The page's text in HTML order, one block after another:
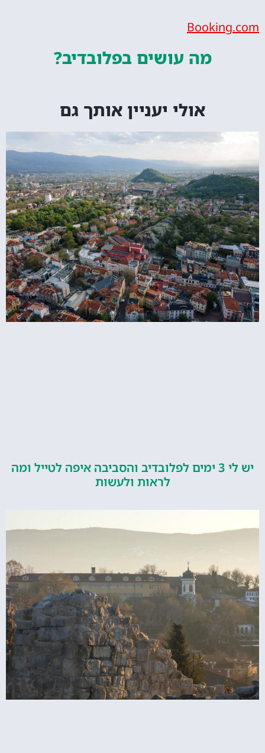
מה עושים בפלובדיב?
אולי יעניין אותך גם
יש לי 3 ימים לפלובדיב והסביבה איפה לטייל ומה
לראות ולעשות